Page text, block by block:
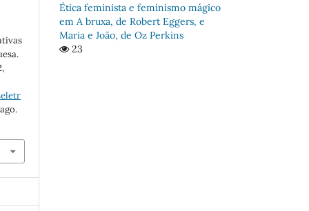
Ética feminista e feminismo mágico
em A bruxa, de Robert Eggers, e
Maria e João, de Oz Perkins
23